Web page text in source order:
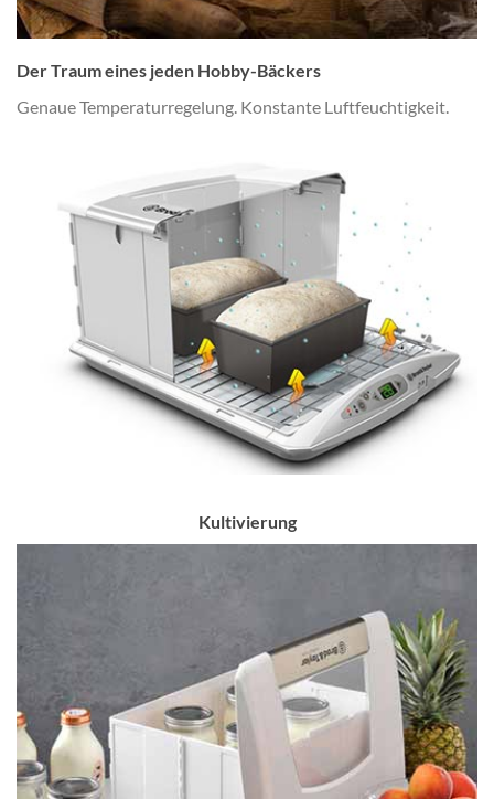
Der Traum eines jeden Hobby-Bäckers
Genaue Temperaturregelung. Konstante Luftfeuchtigkeit.
Kultivierung